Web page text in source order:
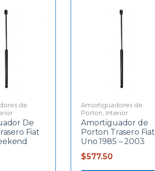
de
De
Fiat
Amortiguadores de
Porton Interior
Amortiguador de
Porton Trasero Fiat
Uno 1985 – 2003
$577.50